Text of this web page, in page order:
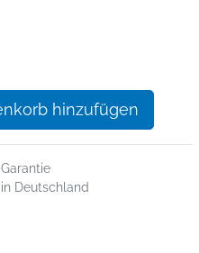
hinzufügen
Deutschland